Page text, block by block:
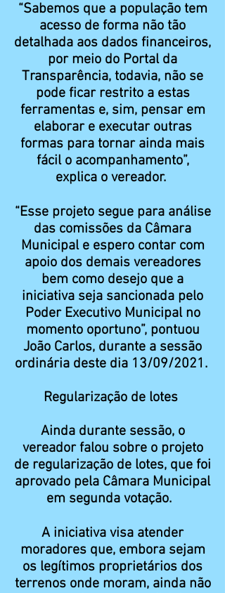
“Sabemos que a população tem
acesso de forma não tão
detalhada aos dados financeiros,
por meio do Portal da
Transparência, todavia, não se
pode ficar restrito a estas
ferramentas e, sim, pensar em
elaborar e executar outras
formas para tornar ainda mais
fácil o acompanhamento”,
explica o vereador.
“Esse projeto segue para análise
das comissões da Câmara
Municipal e espero contar com
apoio dos demais vereadores
bem como desejo que a
iniciativa seja sancionada pelo
Poder Executivo Municipal no
momento oportuno”, pontuou
João Carlos, durante a sessão
ordinária deste dia 13/09/2021.
Regularização de lotes
Ainda durante sessão, o
vereador falou sobre o projeto
de regularização de lotes, que foi
aprovado pela Câmara Municipal
em segunda votação.
A iniciativa visa atender
moradores que, embora sejam
os legítimos proprietários dos
terrenos onde moram, ainda não